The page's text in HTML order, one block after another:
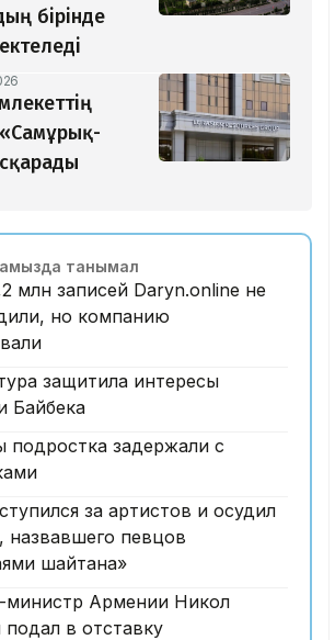
бірінде
«Самұрық-
танымал
млн записей Daryn.online не
но компанию
защитила интересы
Байбека
подростка задержали с
за артистов и осудил
назвавшего певцов
шайтана»
министр Армении Никол
в отставку